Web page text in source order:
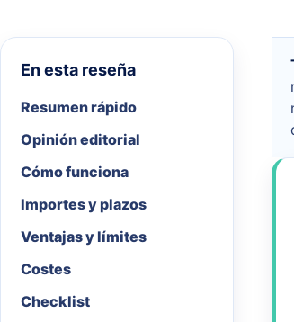
En esta reseña
Resumen rápido
Opinión editorial
Cómo funciona
Importes y plazos
Ventajas y límites
Costes
Checklist